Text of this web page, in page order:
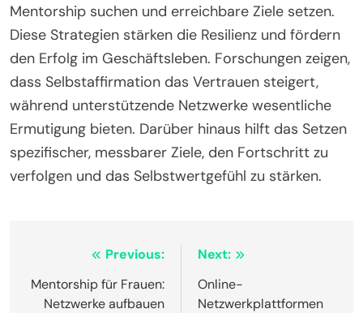
Mentorship suchen und erreichbare Ziele setzen.
Diese Strategien stärken die Resilienz und fördern
den Erfolg im Geschäftsleben. Forschungen zeigen,
dass Selbstaffirmation das Vertrauen steigert,
während unterstützende Netzwerke wesentliche
Ermutigung bieten. Darüber hinaus hilft das Setzen
spezifischer, messbarer Ziele, den Fortschritt zu
verfolgen und das Selbstwertgefühl zu stärken.
navigation
Previous:
Mentorship für Frauen:
Netzwerke aufbauen
Next:
Online-
Netzwerkplattformen